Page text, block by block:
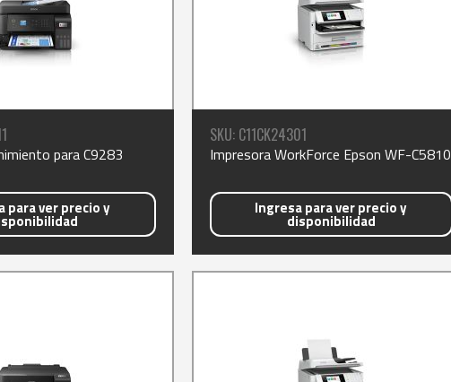
para C9283
para ver precio y
SKU: C11CK24301
Impresora WorkForce Epson WF-C5810
Ingresa para ver precio y
disponibilidad